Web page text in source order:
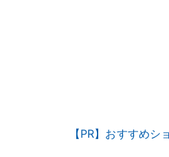
【PR】おすすめシ